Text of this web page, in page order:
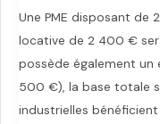
Une PME disposant de
locative de 2 400 €
possède également un
500 €), la base totale
industrielles